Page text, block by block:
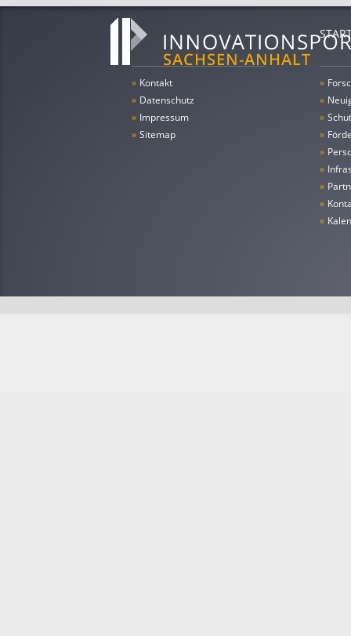
» Kontakt
» Datenschutz
» Impressum
» Sitemap
»
»
»
»
»
»
»
»
»